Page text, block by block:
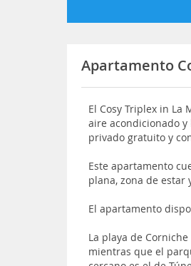
Apartamento
El Cosy Triplex in La
aire acondicionado
privado gratuito y
Este apartamento
plana, zona de estar
El apartamento
La playa de
mientras que el